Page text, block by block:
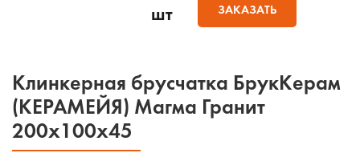
шт
ЗАКАЗАТЬ
Клинкерная брусчатка БрукКерам
(КЕРАМЕЙЯ) Магма Гранит
200х100х45